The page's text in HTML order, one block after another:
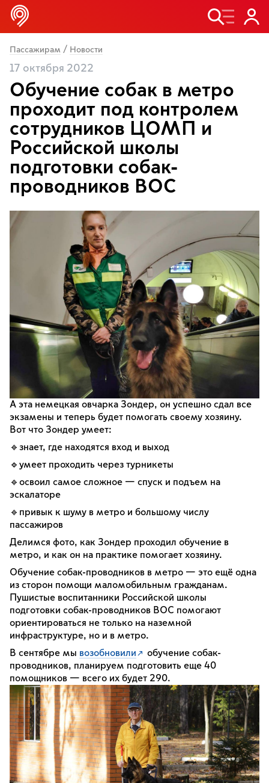
Пассажирам / Новости
17 октября 2022
Обучение собак в метро
проходит под контролем
сотрудников ЦОМП и
Российской школы
подготовки собак-
проводников ВОС
А эта немецкая овчарка Зондер, он успешно сдал все
экзамены и теперь будет помогать своему хозяину.
Вот что Зондер умеет:
🔹знает, где находятся вход и выход
🔹умеет проходить через турникеты
🔹освоил самое сложное — спуск и подъем на
эскалаторе
🔹привык к шуму в метро и большому числу
пассажиров
Делимся фото, как Зондер проходил обучение в
метро, и как он на практике помогает хозяину.
Обучение собак-проводников в метро — это ещё одна
из сторон помощи маломобильным гражданам.
Пушистые воспитанники Российской школы
подготовки собак-проводников ВОС помогают
ориентироваться не только на наземной
инфраструктуре, но и в метро.
В сентябре мы возобновили
обучение собак-
проводников, планируем подготовить еще 40
помощников — всего их будет 290.